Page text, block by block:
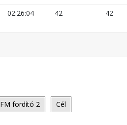
02:26:04 42 42
FM fordító 2 Cél